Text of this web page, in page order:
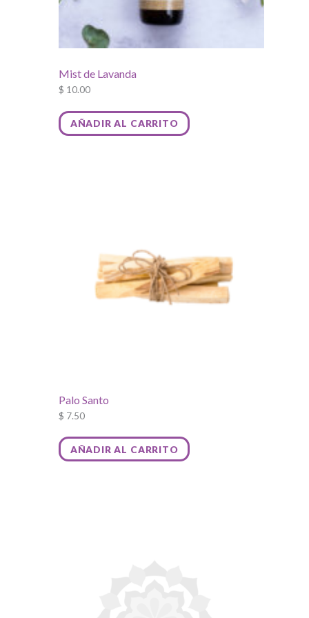
Mist de Lavanda
$ 10.00
AÑADIR AL CARRITO
Palo Santo
$ 7.50
AÑADIR AL CARRITO